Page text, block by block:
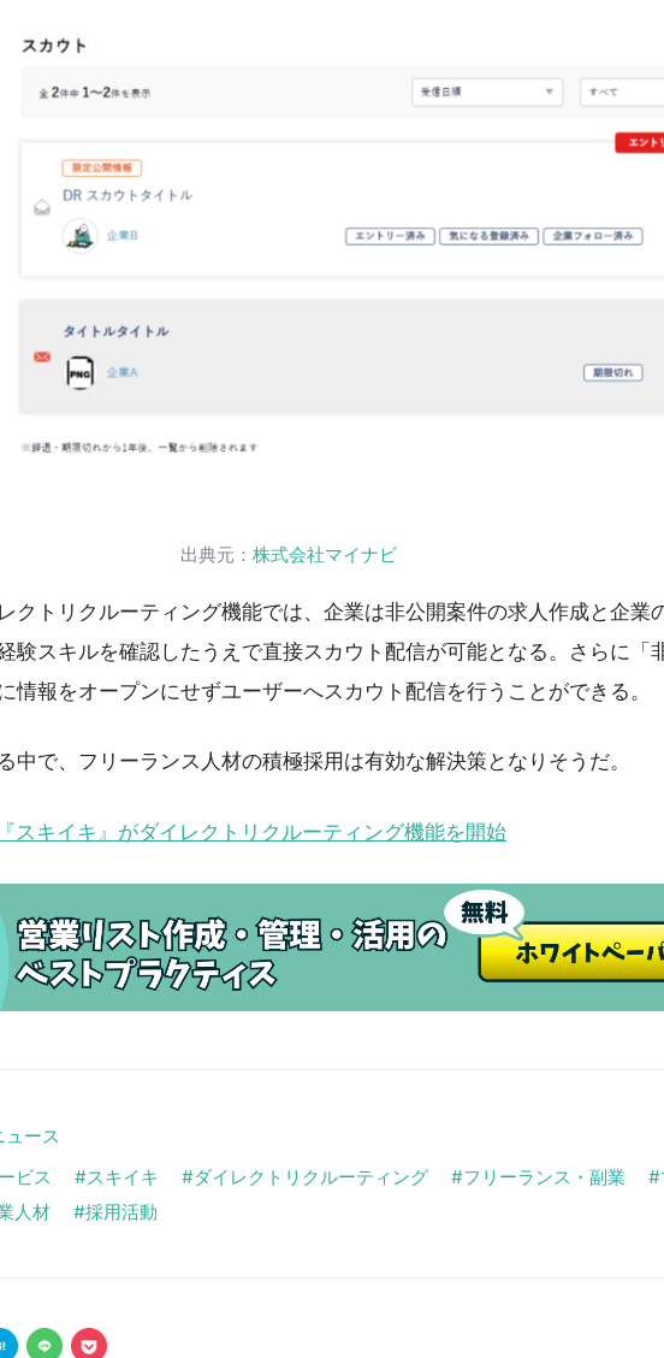
出典元： 株式会社マイナビ
クトリクルーティング機能では、企業は非公開案件の求人作成と企業
験スキルを確認したうえで直接スカウト配信が可能となる。さらに「
情報をオープンにせずユーザーへスカウト配信を行うことができる。
中で、フリーランス人材の積極採用は有効な解決策となりそうだ。
スキイキ』がダイレクトリクルーティング機能を開始
ュース
ビス スキイキ ダイレクトリクルーティング フリーランス・副業
人材 採用活動